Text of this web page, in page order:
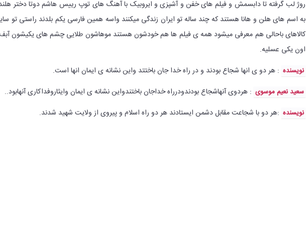
روژ لب گرفته تا دابسمش و فیلم های خفن و آشپزی و ایروبیک با آهنگ های توپ رییس هاشم دوتا دختر
به اسم های هلن و هانا هستند که چند ساله تو ایران زندگی میکنند واسه همین فارسی یکم بلدند راستی تو
کالاهای باحالی هم معرفی میشود همه ی فیلم ها هم خودشون هستند موهاشون طلایی چشم های یکیشون
اون یکی عسلیه.
نویسنده : هر دو ی انها شجاع بودند و در راه خدا جان باختتد واین نشانه ی ایمان انها است.
سعید نعیم موسوی : هردوی آنهاشجاع بودندودرراه خداجان باختندواین نشانه ی ایمان وایثاروفداکاری آنهابود..
نویسنده :‌هر دو با شجاعت مقابل دشمن ایستادند هر دو راه اسلام و پیروی از ولایت شهید شدند.